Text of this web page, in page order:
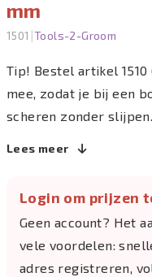
mm
1501 |Tools-2-Groom
Tip! Bestel artikel
mee, zodat je bij een
scheren zonder slijpen.
Lees meer
Login om prijzen
Geen account? Het
vele voordelen:
adres registreren,